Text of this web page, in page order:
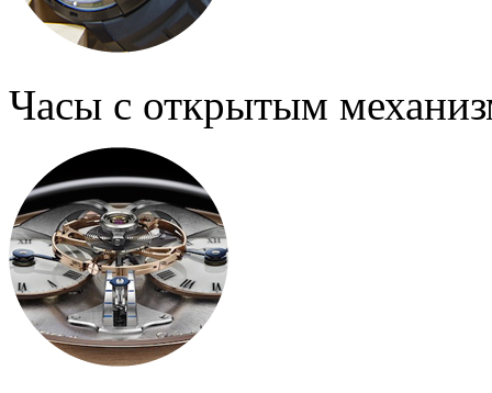
Часы с открытым